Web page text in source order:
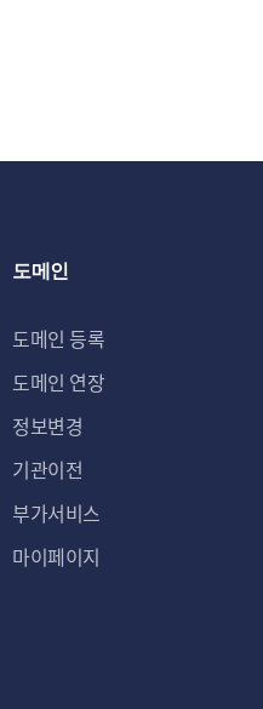
도메인
도메인 등록
도메인 연장
정보변경
기관이전
부가서비스
마이페이지